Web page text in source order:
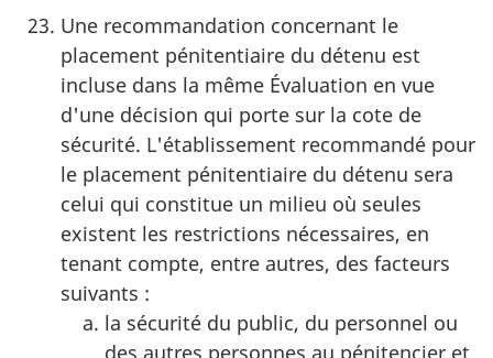
Une recommandation concernant le
placement pénitentiaire du détenu est
incluse dans la même Évaluation en vue
d'une décision qui porte sur la cote de
sécurité. L'établissement recommandé pour
le placement pénitentiaire du détenu sera
celui qui constitue un milieu où seules
existent les restrictions nécessaires, en
tenant compte, entre autres, des facteurs
suivants :
la sécurité du public, du personnel ou